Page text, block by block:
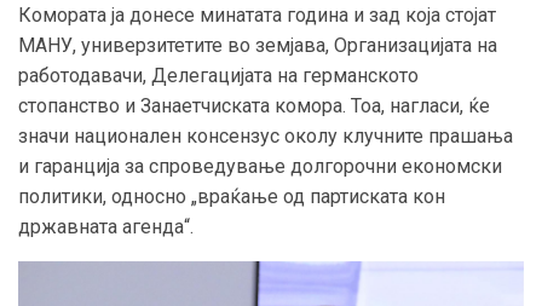
Комората ја донесе минатата година и зад која стојат
МАНУ, универзитетите во земјава, Организацијата на
работодавачи, Делегацијата на германското
стопанство и Занаетчиската комора. Тоа, нагласи, ќе
значи национален консензус околу клучните прашања
и гаранција за спроведување долгорочни економски
политики, односно „враќање од партиската кон
државната агенда“.